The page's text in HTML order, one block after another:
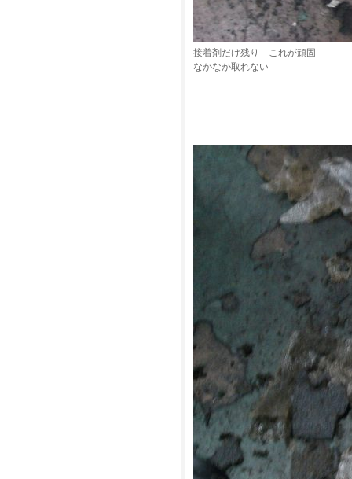
接着剤だけ残り これが頑固
なかなか取れない